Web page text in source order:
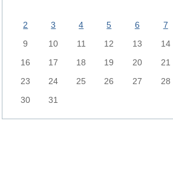
2
3 4 5 6 7
9
10 11 12 13 14
16
17 18 19 20 21
23
24 25 26 27 28
30
31